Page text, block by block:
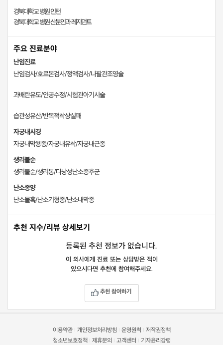
경북대학교 병원 인턴
경북대학교 병원 산분인과 레지던트
주요 진료분야
난임진료
난임검사/호르몬검사/정액검사/나팔관조영술
과배란유도/인공수정/시험관아기시술
습관성유산/반복적착상실패
자궁내시경
자궁내막용종/자궁내유착/자궁내근종
생리불순
생리불순/생리통/다낭성난소증후군
난소종양
난소물혹/난소기형종/난소내막종
추천 지수/리뷰 상세보기
등록된 추천 정보가 없습니다.
이 의사에게 진료 또는 상담받은 적이
있으시다면 추천에 참여해주세요.
추천 참여하기
이용약관 개인정보처리방침 운영원칙
저작권정책
청소년보호정책
제휴문의 고객센터 기자윤리강령